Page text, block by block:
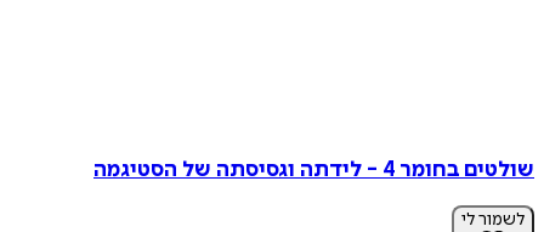
שולטים בחומר 4 - לידתה וגסיסתה של הסטיגמה
לשמור לי